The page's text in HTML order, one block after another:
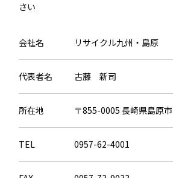
さい
会社名 リサイクル九州・島原
代表者名 古藤 新司
所在地 〒855-0005 長崎県島原
TEL 0957-62-4001